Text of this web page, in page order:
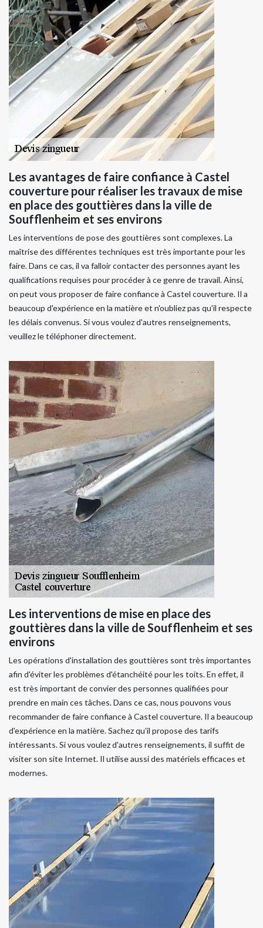
Les avantages de faire confiance à Castel
couverture pour réaliser les travaux de mise
en place des gouttières dans la ville de
Soufflenheim et ses environs
Les interventions de pose des gouttières sont complexes. La
maîtrise des différentes techniques est très importante pour les
faire. Dans ce cas, il va falloir contacter des personnes ayant les
qualifications requises pour procéder à ce genre de travail. Ainsi,
on peut vous proposer de faire confiance à Castel couverture. Il a
beaucoup d'expérience en la matière et n'oubliez pas qu'il respecte
les délais convenus. Si vous voulez d'autres renseignements,
veuillez le téléphoner directement.
Les interventions de mise en place des
gouttières dans la ville de Soufflenheim et ses
environs
Les opérations d'installation des gouttières sont très importantes
afin d'éviter les problèmes d'étanchéité pour les toits. En effet, il
est très important de convier des personnes qualifiées pour
prendre en main ces tâches. Dans ce cas, nous pouvons vous
recommander de faire confiance à Castel couverture. Il a beaucoup
d'expérience en la matière. Sachez qu'il propose des tarifs
intéressants. Si vous voulez d'autres renseignements, il suffit de
visiter son site Internet. Il utilise aussi des matériels efficaces et
modernes.